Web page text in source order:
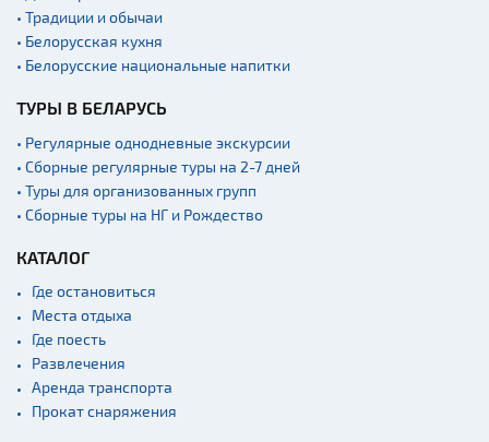
Квесты
Новости
Родовые усадьбы
Садово-парковая
архитектура
людям
Кладбище
Монастыри
Костелы
• Традиции и обычаи
• Белорусская кухня
• Белорусские национальные напитки
ТУРЫ В БЕЛАРУСЬ
• Регулярные однодневные экскурсии
• Сборные регулярные туры на 2-7 дней
• Туры для организованных групп
• Сборные туры на НГ и Рождество
КАТАЛОГ
Где остановиться
Места отдыха
Где поесть
Развлечения
Аренда транспорта
Прокат снаряжения